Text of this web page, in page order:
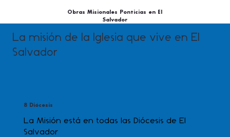
Obras Misionales Ponticias en El
Salvador
La misión de la Iglesia que vive en El
Salvador
La Misión está en todas las Diócesis de El
Salvador
8 Diócesis